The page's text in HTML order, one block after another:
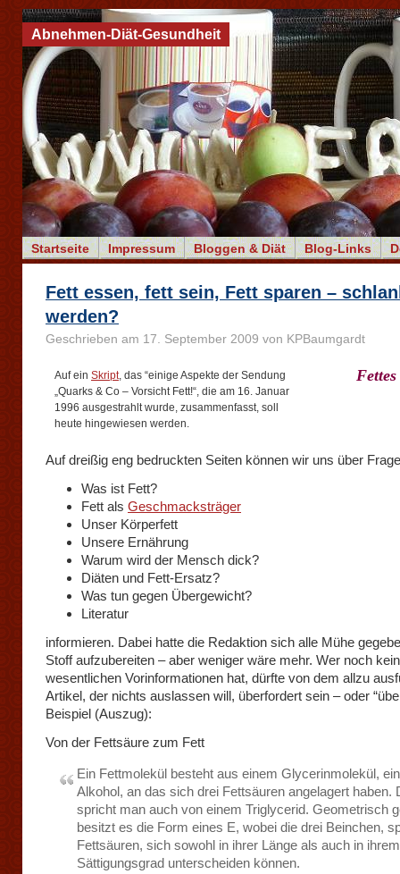
Startseite Impressum Bloggen & Diät Blog-Links
Abnehmen-Diät-Gesundheit
Fett essen, fett sein, Fett sparen –
werden?
Geschrieben am 17. September 2009 von KPBaumgardt
Auf ein Skript, das “einige Aspekte der Sendung
„Quarks & Co – Vorsicht Fett!“, die am 16. Januar
1996 ausgestrahlt wurde, zusammenfasst, soll
heute hingewiesen werden.
Fettes
Auf dreißig eng bedruckten Seiten können wir uns über
Was ist Fett?
Fett als Geschmacksträger
Unser Körperfett
Unsere Ernährung
Warum wird der Mensch dick?
Diäten und Fett-Ersatz?
Was tun gegen Übergewicht?
Literatur
informieren. Dabei hatte die Redaktion sich alle Mühe
Stoff aufzubereiten – aber weniger wäre mehr. Wer noch
wesentlichen Vorinformationen hat, dürfte von dem allzu
Artikel, der nichts auslassen will, überfordert sein – oder
Beispiel (Auszug):
Von der Fettsäure zum Fett
Ein Fettmolekül besteht aus einem Glycerinmolekül,
Alkohol, an das sich drei Fettsäuren angelagert haben.
spricht man auch von einem Triglycerid. Geometrisch
besitzt es die Form eines E, wobei die drei Beinchen,
Fettsäuren, sich sowohl in ihrer Länge als auch in ihrem
Sättigungsgrad unterscheiden können.